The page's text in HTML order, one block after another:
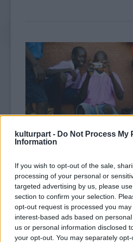
kulturpart - Do Not Process My
Information
If you wish to opt-out of the sale,
processing of your personal or
targeted advertising by us, please
section to confirm your selection.
opt-out request is processed you
interest-based ads based on
us or personal information disclosed
your opt-out. You may separately
100cameras non-profit szervezet
fényképezőgépeket ajándékoz
őket fotózni, ezzel segít ahátrányos